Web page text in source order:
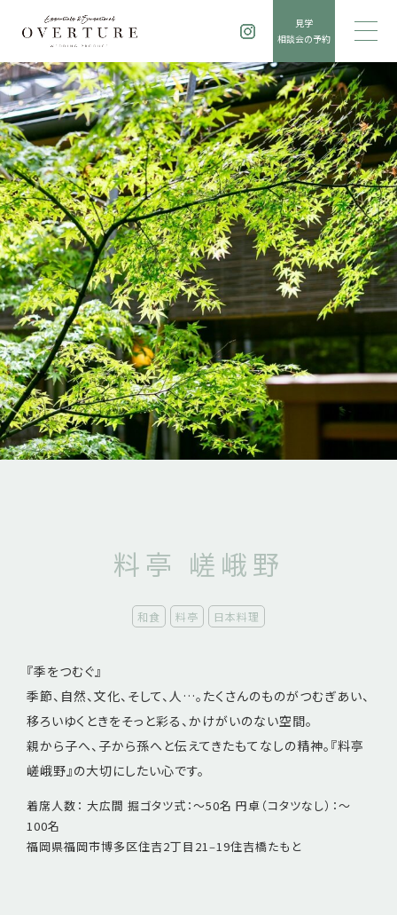
見学
相談会の予約
料亭 嵯峨野
和食 料亭 日本料理
『季をつむぐ』
季節、自然、文化、そして、人…。たくさんのものがつむぎあい、
移ろいゆくときをそっと彩る、かけがいのない空間。
親から子へ、子から孫へと伝えてきたもてなしの精神。『料亭
嵯峨野』の大切にしたい心です。
着席人数： 大広間 掘ゴタツ式：〜50名 円卓（コタツなし）：〜
100名
福岡県福岡市博多区住吉2丁目21‒19住吉橋たもと